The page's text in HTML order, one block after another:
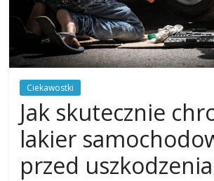
Ciekawostki
Jak skutecznie
lakier
przed